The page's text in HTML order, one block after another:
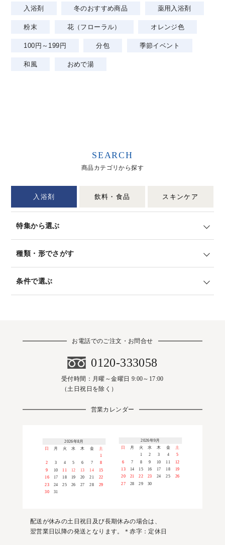
入浴剤 冬のおすすめ商品 薬用入浴剤
粉末 花（フローラル） オレンジ色
100円～199円 分包 季節イベント
和風 おめで湯
SEARCH
商品カテゴリから探す
入浴剤 飲料・食品 スキンケア
特集から選ぶ
種類・形でさがす
条件で選ぶ
お電話でのご注文・お問合せ
0120-333058
受付時間：月曜～金曜日 9:00～17:00
（土日祝日を除く）
営業カレンダー
2026年8月
日
月 火 水 木 金
土
1
2 3 4 5 6 7
8
9
10 11 12 13 14
15
16
17 18 19 20 21 22
23 24 25 26 27 28
29
30
31
2026年9月
日
月 火 水 木 金
土
1
2 3 4 5
6 7 8 9 10 11
12
13
14 15 16 17 18 19
20 21 22 23 24 25
26
27
28 29 30
配送が休みの土日祝日及び長期休みの場合は、
翌営業日以降の発送となります。＊赤字：定休日